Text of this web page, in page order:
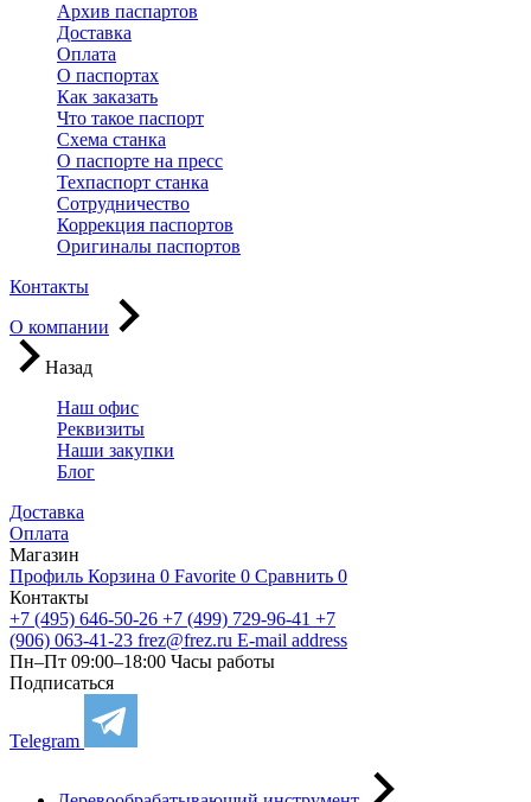
Архив паспартов
Доставка
Оплата
О паспортах
Как заказать
Что такое паспорт
Схема станка
О паспорте на пресс
Техпаспорт станка
Сотрудничество
Коррекция паспортов
Оригиналы паспортов
Контакты
О компании
Назад
Наш офис
Реквизиты
Наши закупки
Блог
Доставка
Оплата
Магазин
Профиль Корзина 0 Favorite 0 Сравнить 0
Контакты
+7 (495) 646-50-26 +7 (499) 729-96-41 +7
(906) 063-41-23 frez@frez.ru E-mail address
Пн–Пт 09:00–18:00 Часы работы
Подписаться
Telegram